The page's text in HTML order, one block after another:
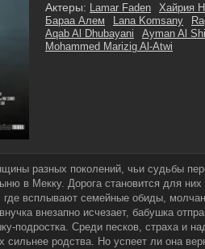
Актеры: Lamar Faden Хайрия
Бараа Алем
Lana Komsany
Aqab Al Dhubayani
Ayman Al
Mohammed Marizig Al-Atwi
разных поколений, чьи судьбы
в Мекку. Дорога становится для
где всплывают семейные обиды,
внезапно исчезает, бабушка
подростка. Среди песков, страха и
сильнее родства. Но успеет ли она